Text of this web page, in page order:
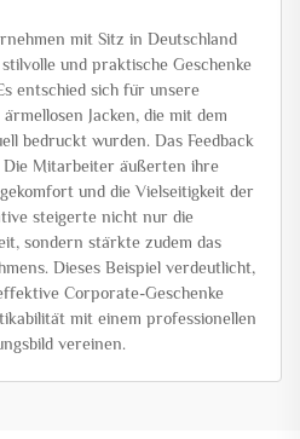
mit Sitz in Deutschland
und praktische Geschenke
entschied sich für unsere
Jacken, die mit dem
bedruckt wurden. Das Feedback
Mitarbeiter äußerten ihre
und die Vielseitigkeit der
steigerte nicht nur die
sondern stärkte zudem das
Dieses Beispiel verdeutlicht,
Corporate-Geschenke
mit einem professionellen
vereinen.